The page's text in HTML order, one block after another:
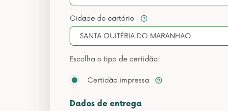
Cidade do cartório
SANTA QUITÉRIA DO MARANHAO
Escolha o tipo de certidão:
Certidão impressa
Dados de entrega